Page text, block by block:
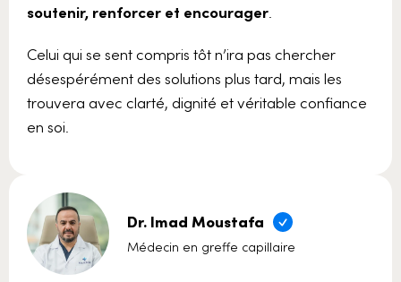
soutenir, renforcer et encourager.
Celui qui se sent compris tôt n’ira pas chercher
désespérément des solutions plus tard, mais les
trouvera avec clarté, dignité et véritable confiance
en soi.
Dr. Imad Moustafa
Médecin en greffe capillaire